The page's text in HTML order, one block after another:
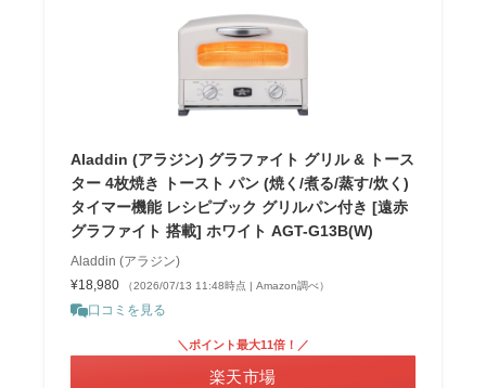
Aladdin (アラジン) グラファイト グリル & トース
ター 4枚焼き トースト パン (焼く/煮る/蒸す/炊く)
タイマー機能 レシピブック グリルパン付き [遠赤
グラファイト 搭載] ホワイト AGT-G13B(W)
Aladdin (アラジン)
¥18,980
（2026/07/13 11:48時点 | Amazon調べ）
口コミを見る
＼ポイント最大11倍！／
楽天市場